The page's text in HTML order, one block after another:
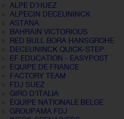
ALPE D'HUEZ
ALPECIN DECEUNINCK
ASTANA
BAHRAIN VICTORIOUS
RED BULL BORA HANSGROHE
DECEUNINCK QUICK-STEP
EF EDUCATION - EASYPOST
ÉQUIPE DE FRANCE
FACTORY TEAM
FDJ SUEZ
GIRO D'ITALIA
ÉQUIPE NATIONALE BELGE
GROUPAMA FDJ